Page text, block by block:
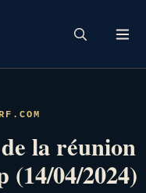
la réunion
(14/04/2024)